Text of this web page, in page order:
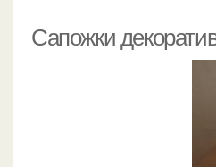
Сапожки